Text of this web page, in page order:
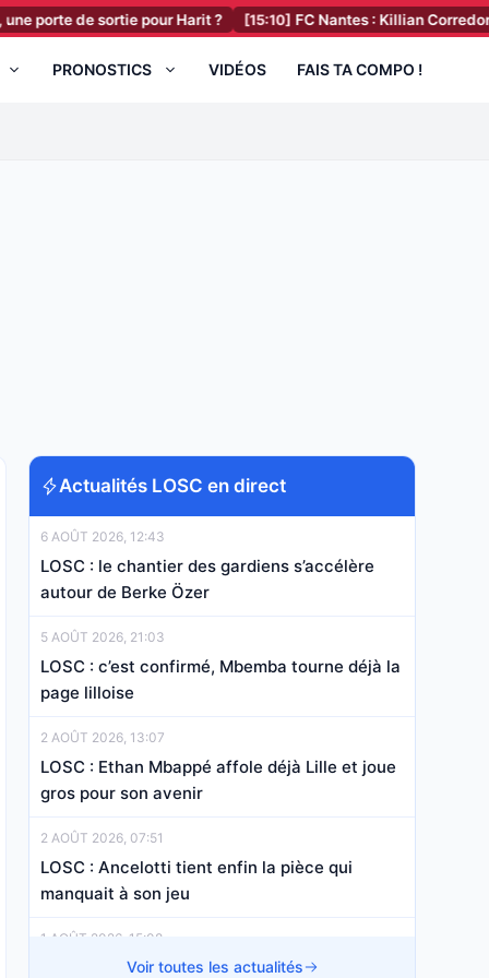
sortie pour Harit ? [15:10] FC Nantes : Killian Corredor a fait
PRONOSTICS VIDÉOS FAIS TA COMPO !
Actualités LOSC en direct
6 AOÛT 2026, 12:43
LOSC : le chantier des gardiens s’accélère
autour de Berke Özer
5 AOÛT 2026, 21:03
LOSC : c’est confirmé, Mbemba tourne déjà la
page lilloise
2 AOÛT 2026, 13:07
LOSC : Ethan Mbappé affole déjà Lille et joue
gros pour son avenir
2 AOÛT 2026, 07:51
LOSC : Ancelotti tient enfin la pièce qui
manquait à son jeu
1 AOÛT 2026, 15:08
LOSC : le couperet est tombé pour un jeune
Voir toutes les actualités